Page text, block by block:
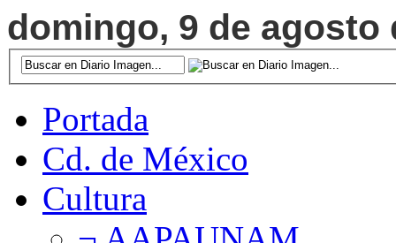
domingo, 9 de agosto
Portada
Cd. de México
Cultura